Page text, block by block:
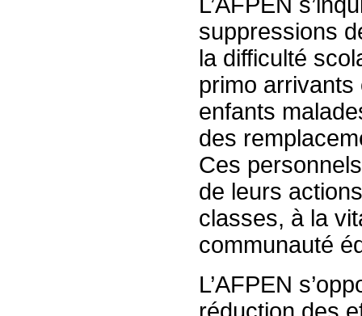
suppressions
la difficulté
primo
enfants
des
Ces
de leurs
classes, à la
communauté
L’AFPEN